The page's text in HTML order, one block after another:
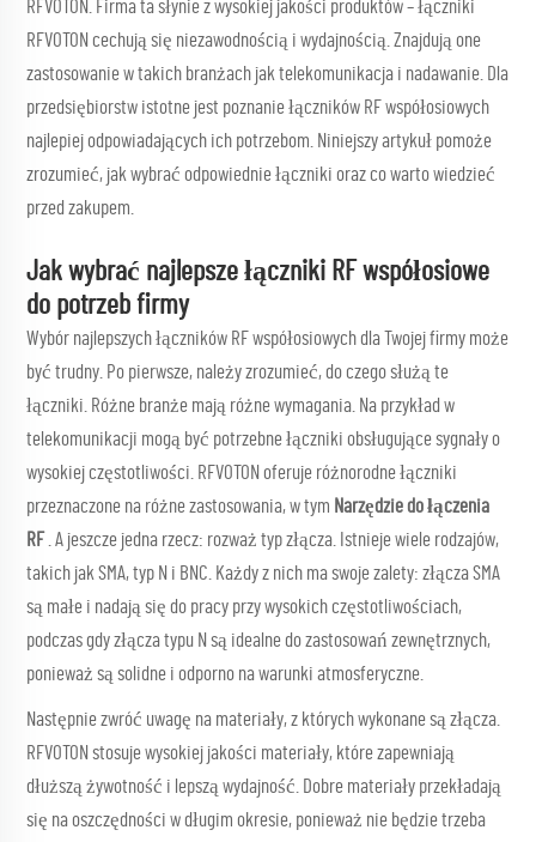
RFVOTON. Firma ta słynie z wysokiej jakości produktów – łączniki
RFVOTON cechują się niezawodnością i wydajnością. Znajdują one
zastosowanie w takich branżach jak telekomunikacja i nadawanie. Dla
przedsiębiorstw istotne jest poznanie łączników RF współosiowych
najlepiej odpowiadających ich potrzebom. Niniejszy artykuł pomoże
zrozumieć, jak wybrać odpowiednie łączniki oraz co warto wiedzieć
przed zakupem.
Jak wybrać najlepsze łączniki RF współosiowe
do potrzeb firmy
Wybór najlepszych łączników RF współosiowych dla Twojej firmy może
być trudny. Po pierwsze, należy zrozumieć, do czego służą te
łączniki. Różne branże mają różne wymagania. Na przykład w
telekomunikacji mogą być potrzebne łączniki obsługujące sygnały o
wysokiej częstotliwości. RFVOTON oferuje różnorodne łączniki
przeznaczone na różne zastosowania, w tym Narzędzie do łączenia
RF . A jeszcze jedna rzecz: rozważ typ złącza. Istnieje wiele rodzajów,
takich jak SMA, typ N i BNC. Każdy z nich ma swoje zalety: złącza SMA
są małe i nadają się do pracy przy wysokich częstotliwościach,
podczas gdy złącza typu N są idealne do zastosowań zewnętrznych,
ponieważ są solidne i odporno na warunki atmosferyczne.
Następnie zwróć uwagę na materiały, z których wykonane są złącza.
RFVOTON stosuje wysokiej jakości materiały, które zapewniają
dłuższą żywotność i lepszą wydajność. Dobre materiały przekładają
się na oszczędności w długim okresie, ponieważ nie będzie trzeba